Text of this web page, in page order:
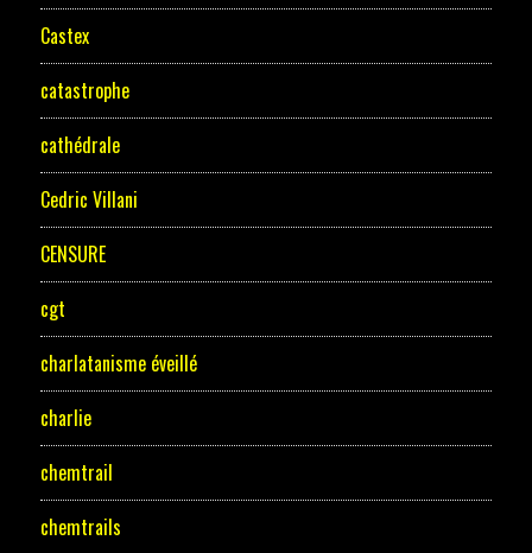
Castex
catastrophe
cathédrale
Cedric Villani
CENSURE
cgt
charlatanisme éveillé
charlie
chemtrail
chemtrails